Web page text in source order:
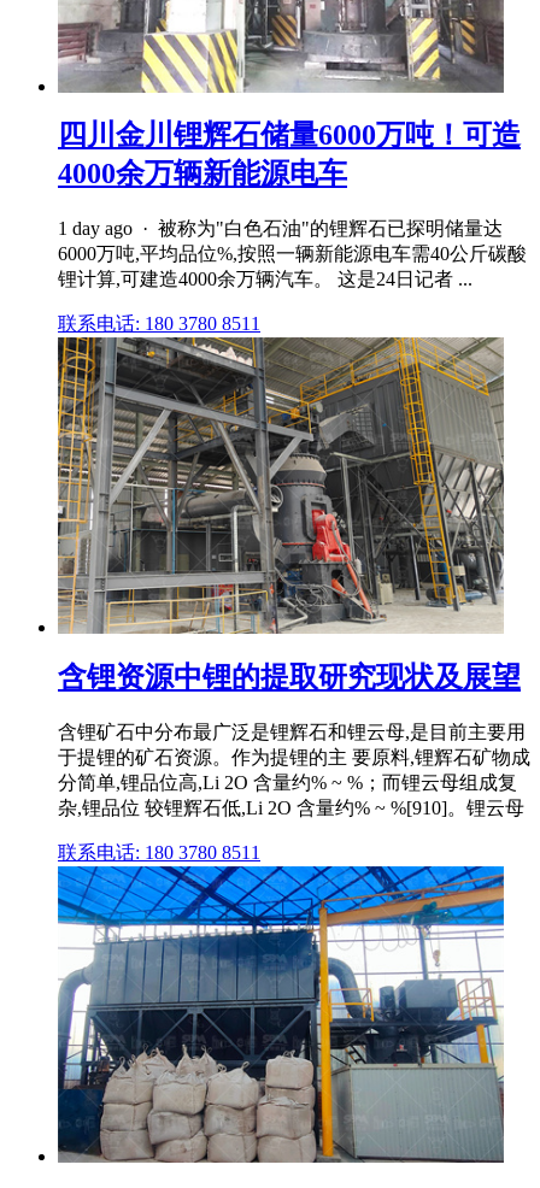
四川金川锂辉石储量6000万吨！可造
4000余万辆新能源电车
1 day ago · 被称为"白色石油"的锂辉石已探明储量达
6000万吨,平均品位%,按照一辆新能源电车需40公斤碳酸
锂计算,可建造4000余万辆汽车。 这是24日记者 ...
联系电话: 180 3780 8511
含锂资源中锂的提取研究现状及展望
含锂矿石中分布最广泛是锂辉石和锂云母,是目前主要用
于提锂的矿石资源。作为提锂的主 要原料,锂辉石矿物成
分简单,锂品位高,Li 2O 含量约% ~ %；而锂云母组成复
杂,锂品位 较锂辉石低,Li 2O 含量约% ~ %[910]。锂云母
联系电话: 180 3780 8511